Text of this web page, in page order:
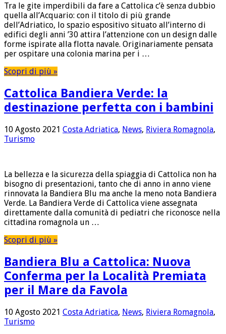
Tra le gite imperdibili da fare a Cattolica c’è senza dubbio
quella all’Acquario: con il titolo di più grande
dell’Adriatico, lo spazio espositivo situato all’interno di
edifici degli anni ’30 attira l’attenzione con un design dalle
forme ispirate alla flotta navale. Originariamente pensata
per ospitare una colonia marina per i …
Scopri di più »
Cattolica Bandiera Verde: la
destinazione perfetta con i bambini
10 Agosto 2021 Costa Adriatica, News, Riviera Romagnola,
Turismo
La bellezza e la sicurezza della spiaggia di Cattolica non ha
bisogno di presentazioni, tanto che di anno in anno viene
rinnovata la Bandiera Blu ma anche la meno nota Bandiera
Verde. La Bandiera Verde di Cattolica viene assegnata
direttamente dalla comunità di pediatri che riconosce nella
cittadina romagnola un …
Scopri di più »
Bandiera Blu a Cattolica: Nuova
Conferma per la Località Premiata
per il Mare da Favola
10 Agosto 2021 Costa Adriatica, News, Riviera Romagnola,
Turismo